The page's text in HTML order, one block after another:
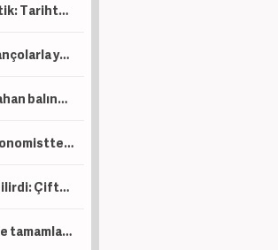
Avrupa'da durum kritik: Tarihte böylesi görülmedi
Avrupa borsaları bilançolarla yükseldi! İngiltere negatif ayrıştı
Coğrafi işaretli Ardahan balında hasat başladı!
2008 krizini bilen ekonomistten kritik uyarı! Çöküş kapıda
Binlerce liraya satabilirdi: Çiftçi ürünlerini ücretsiz dağıttı!
Borsa günü yükselişle tamamladı! En çok kazandıran belli oldu